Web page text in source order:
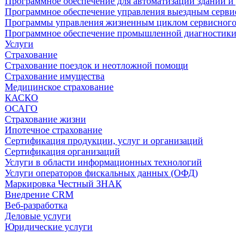
Программное обеспечение управления выездным
Программы управления жизненным циклом
Программное обеспечение промышленной
Услуги
Страхование
Страхование поездок и неотложной помощи
Страхование имущества
Медицинское страхование
КАСКО
ОСАГО
Страхование жизни
Ипотечное страхование
Сертификация продукции, услуг и организаций
Сертификация организаций
Услуги в области информационных технологий
Услуги операторов фискальных данных (ОФД)
Маркировка Честный ЗНАК
Внедрение CRM
Веб-разработка
Деловые услуги
Юридические услуги